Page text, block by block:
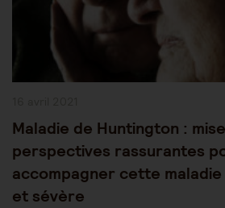
Maladie de Huntington :
perspectives rassurantes
accompagner cette
et sévère